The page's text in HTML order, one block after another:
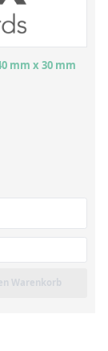
mm x 30 mm
Warenkorb